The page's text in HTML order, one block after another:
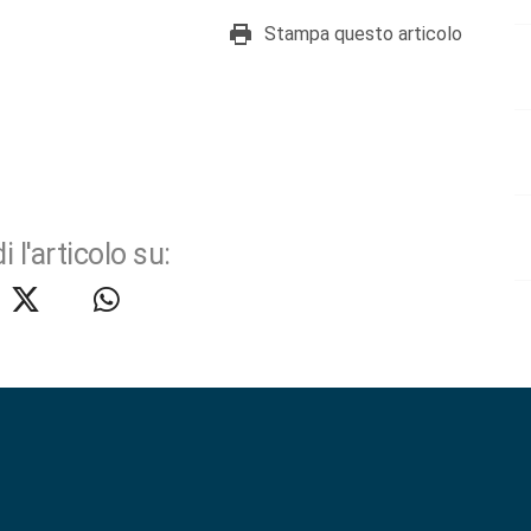
Stampa questo articolo
l'articolo su: